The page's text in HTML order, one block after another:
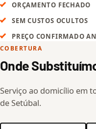
ORÇAMENTO FECHADO
SEM CUSTOS OCULTOS
PREÇO CONFIRMADO
COBERTURA
Onde
Serviço ao domicílio em
de Setúbal.